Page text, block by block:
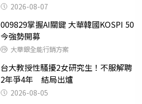
2026-08-07
009829掌握AI關鍵 大華韓國KOSPI 50
今強勢開募
大華銀全能行銷方案
台大教授性騷擾2女研究生！不服解聘
2年爭4年 結局出爐
2026-08-05